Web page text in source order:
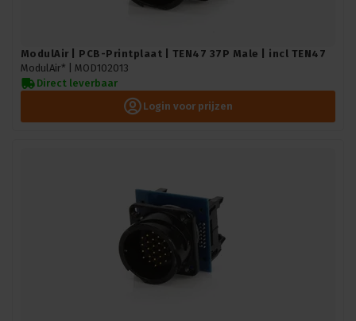
ModulAir | PCB-Printplaat | TEN47 37P Male | incl TEN47
ModulAir* | MOD102013
Direct leverbaar
Login voor prijzen